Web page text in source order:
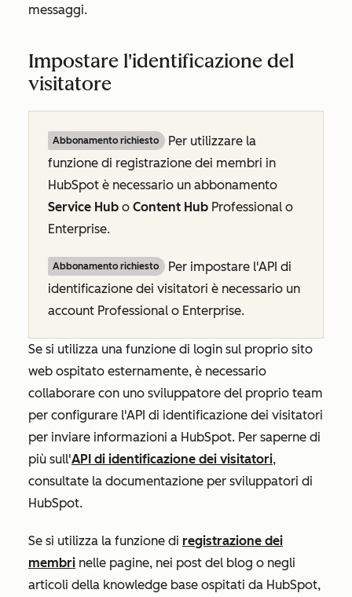
messaggi.
Impostare l'identificazione del
visitatore
Abbonamento richiesto
Per utilizzare la
funzione di registrazione dei membri in
HubSpot è necessario un abbonamento
Service Hub o Content Hub Professional o
Enterprise.
Abbonamento richiesto
Per impostare l'API di
identificazione dei visitatori è necessario un
account Professional o Enterprise.
Se si utilizza una funzione di login sul proprio sito
web ospitato esternamente, è necessario
collaborare con uno sviluppatore del proprio team
per configurare l'API di identificazione dei visitatori
per inviare informazioni a HubSpot. Per saperne di
più sull'API di identificazione dei visitatori,
consultate la documentazione per sviluppatori di
HubSpot.
Se si utilizza la funzione di registrazione dei
membri nelle pagine, nei post del blog o negli
articoli della knowledge base ospitati da HubSpot,